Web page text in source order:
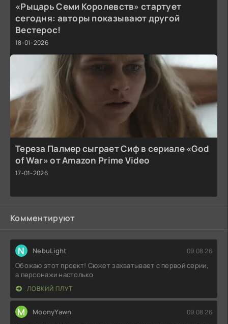
«Рыцарь Семи Королевств» стартует
сегодня: авторы показывают другой
Вестерос!
18-01-2026
Тереза Палмер сыграет Сиф в сериале «God
of War» от Amazon Prime Video
17-01-2026
Комментируют
N NebuLight 09.08.26
Обожаю этот проект! Сюжет захватывает с первой серии,
а персонажи настолько
ЛОВКИЙ ПЛУТ
M MoonyYawn 09.08.26